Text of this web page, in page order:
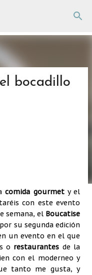
bocadillo
comida gourmety el
con este evento
semana, el Boucatise
su segunda edición
un evento en el que
o restaurantes de la
con el moderneo y
tanto me gusta, y